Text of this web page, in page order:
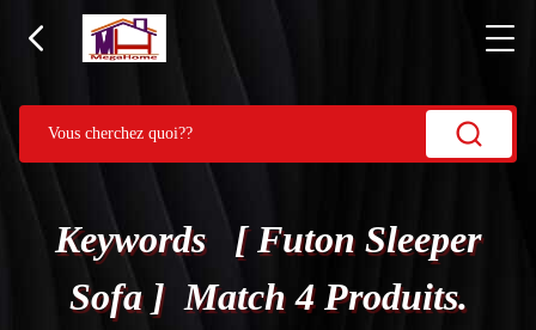
Keywords [ Futon Sleeper
Sofa ] Match 4 Produits.